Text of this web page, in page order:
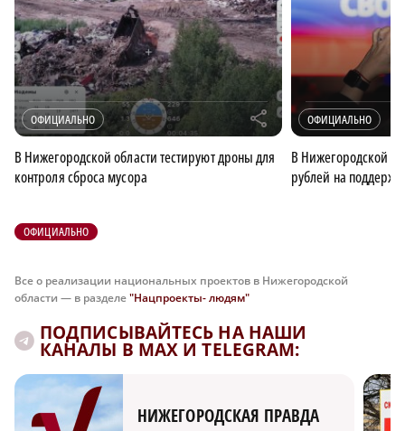
ОФИЦИАЛЬНО r
В Нижегородской области тестируют дроны для
контроля сброса мусора
ОФИЦИАЛЬНО
В Нижегородской
рублей на
ОФИЦИАЛЬНО
Все о реализации национальных проектов в Нижегородской
области — в разделе"Нацпроекты- людям"
ПОДПИСЫВАЙТЕСЬ НА НАШИ
КАНАЛЫ В MAX И TELEGRAM:
НИЖЕГОРОДСКАЯ ПРАВДА